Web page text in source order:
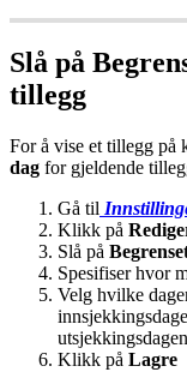
Slå på
tillegg
For å vise et tillegg på
dag for gjeldende
Gå til
Klikk på
Slå på
Spesifiser hvor
Velg hvilke
utsjekkingsdagen
Klikk på Lagre